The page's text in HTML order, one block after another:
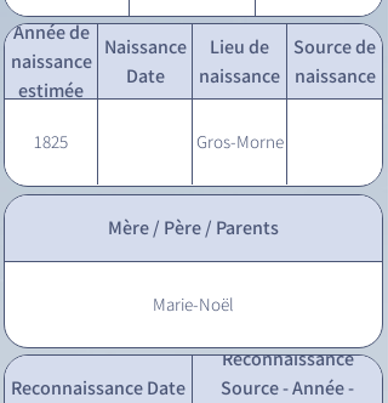
Année de
naissance
estimée
Naissance
Date
Lieu de
naissance
Source de
naissance
1825 Gros-Morne
Mère / Père / Parents
Marie-Noël
Reconnaissance Date
Reconnaissance
Source - Année -